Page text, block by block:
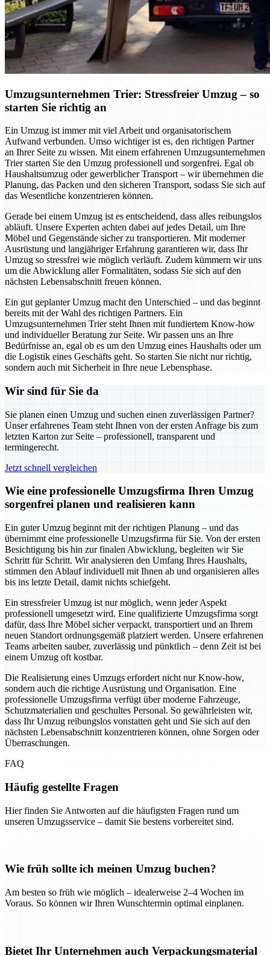
Umzugsunternehmen Trier: Stressfreier Umzug – so
starten Sie richtig an
Ein Umzug ist immer mit viel Arbeit und organisatorischem
Aufwand verbunden. Umso wichtiger ist es, den richtigen Partner
an Ihrer Seite zu wissen. Mit einem erfahrenen Umzugsunternehmen
Trier starten Sie den Umzug professionell und sorgenfrei. Egal ob
Haushaltsumzug oder gewerblicher Transport – wir übernehmen die
Planung, das Packen und den sicheren Transport, sodass Sie sich auf
das Wesentliche konzentrieren können.
Gerade bei einem Umzug ist es entscheidend, dass alles reibungslos
abläuft. Unsere Experten achten dabei auf jedes Detail, um Ihre
Möbel und Gegenstände sicher zu transportieren. Mit moderner
Ausrüstung und langjähriger Erfahrung garantieren wir, dass Ihr
Umzug so stressfrei wie möglich verläuft. Zudem kümmern wir uns
um die Abwicklung aller Formalitäten, sodass Sie sich auf den
nächsten Lebensabschnitt freuen können.
Ein gut geplanter Umzug macht den Unterschied – und das beginnt
bereits mit der Wahl des richtigen Partners. Ein
Umzugsunternehmen Trier steht Ihnen mit fundiertem Know-how
und individueller Beratung zur Seite. Wir passen uns an Ihre
Bedürfnisse an, egal ob es um den Umzug eines Haushalts oder um
die Logistik eines Geschäfts geht. So starten Sie nicht nur richtig,
sondern auch mit Sicherheit in Ihre neue Lebensphase.
Wir sind für Sie da
Sie planen einen Umzug und suchen einen zuverlässigen Partner?
Unser erfahrenes Team steht Ihnen von der ersten Anfrage bis zum
letzten Karton zur Seite – professionell, transparent und
termingerecht.
Jetzt schnell vergleichen
Wie eine professionelle Umzugsfirma Ihren Umzug
sorgenfrei planen und realisieren kann
Ein guter Umzug beginnt mit der richtigen Planung – und das
übernimmt eine professionelle Umzugsfirma für Sie. Von der ersten
Besichtigung bis hin zur finalen Abwicklung, begleiten wir Sie
Schritt für Schritt. Wir analysieren den Umfang Ihres Haushalts,
stimmen den Ablauf individuell mit Ihnen ab und organisieren alles
bis ins letzte Detail, damit nichts schiefgeht.
Ein stressfreier Umzug ist nur möglich, wenn jeder Aspekt
professionell umgesetzt wird. Eine qualifizierte Umzugsfirma sorgt
dafür, dass Ihre Möbel sicher verpackt, transportiert und an Ihrem
neuen Standort ordnungsgemäß platziert werden. Unsere erfahrenen
Teams arbeiten sauber, zuverlässig und pünktlich – denn Zeit ist bei
einem Umzug oft kostbar.
Die Realisierung eines Umzugs erfordert nicht nur Know-how,
sondern auch die richtige Ausrüstung und Organisation. Eine
professionelle Umzugsfirma verfügt über moderne Fahrzeuge,
Schutzmaterialien und geschultes Personal. So gewährleisten wir,
dass Ihr Umzug reibungslos vonstatten geht und Sie sich auf den
nächsten Lebensabschnitt konzentrieren können, ohne Sorgen oder
Überraschungen.
FAQ
Häufig gestellte Fragen
Hier finden Sie Antworten auf die häufigsten Fragen rund um
unseren Umzugsservice – damit Sie bestens vorbereitet sind.
Wie früh sollte ich meinen Umzug buchen?
Am besten so früh wie möglich – idealerweise 2–4 Wochen im
Voraus. So können wir Ihren Wunschtermin optimal einplanen.
Bietet Ihr Unternehmen auch Verpackungsmaterial